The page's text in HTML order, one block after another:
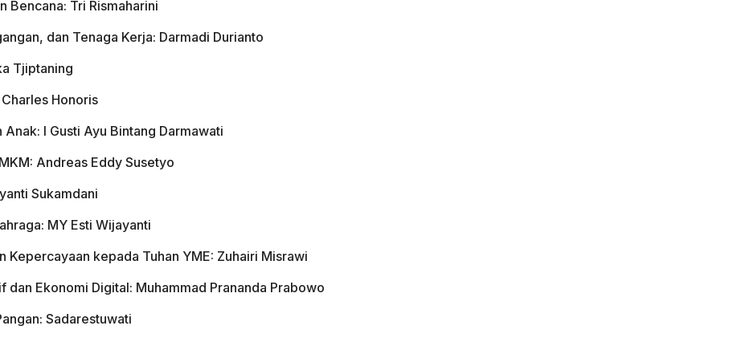
Bencana: Tri Rismaharini
dan Tenaga Kerja: Darmadi Durianto
Tjiptaning
Honoris
I Gusti Ayu Bintang Darmawati
Andreas Eddy Susetyo
Sukamdani
MY Esti Wijayanti
Kepercayaan kepada Tuhan YME: Zuhairi Misrawi
dan Ekonomi Digital: Muhammad Prananda Prabowo
Sadarestuwati